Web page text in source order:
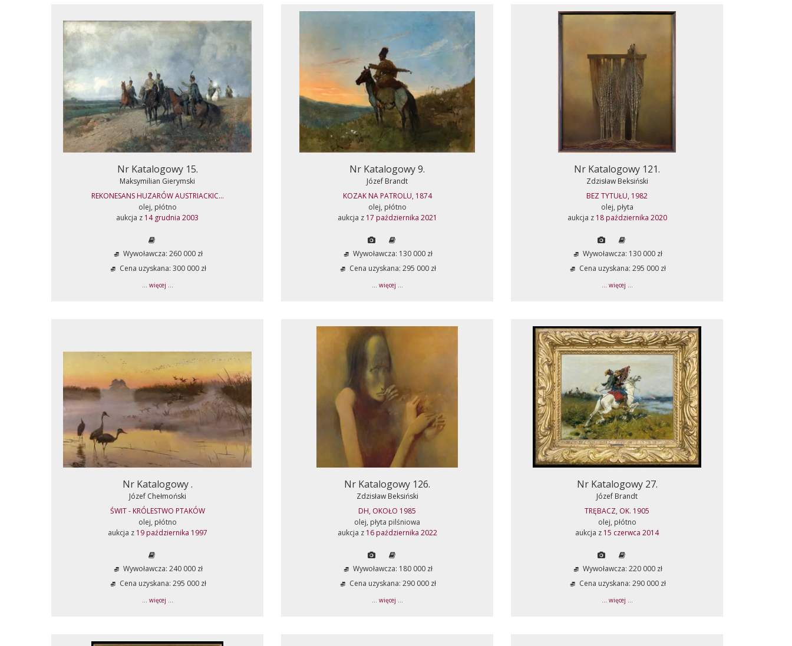
Nr Katalogowy 15.
Maksymilian Gierymski
REKONESANS HUZARÓW AUSTRIACKIC...
olej, płótno
aukcja z 14 grudnia 2003
Wywoławcza: 260 000 zł
Cena uzyskana: 300 000 zł
... więcej ...
Nr Katalogowy 9.
Józef Brandt
KOZAK NA PATROLU, 1874
olej, płótno
aukcja z 17 października 2021
Wywoławcza: 130 000 zł
Cena uzyskana: 295 000 zł
... więcej ...
Nr Katalogowy 121.
Zdzisław Beksiński
BEZ TYTUŁU, 1982
olej, płyta
aukcja z 18 października 2020
Wywoławcza: 130 000 zł
Cena uzyskana: 295 000 zł
... więcej ...
Nr Katalogowy .
Józef Chełmoński
ŚWIT - KRÓLESTWO PTAKÓW
olej, płótno
aukcja z 19 października 1997
Wywoławcza: 240 000 zł
Cena uzyskana: 295 000 zł
... więcej ...
Nr Katalogowy 126.
Zdzisław Beksiński
DH, OKOŁO 1985
olej, płyta pilśniowa
aukcja z 16 października 2022
Wywoławcza: 180 000 zł
Cena uzyskana: 290 000 zł
... więcej ...
Nr Katalogowy 27.
Józef Brandt
TRĘBACZ, OK. 1905
olej, płótno
aukcja z 15 czerwca 2014
Wywoławcza: 220 000 zł
Cena uzyskana: 290 000 zł
... więcej ...